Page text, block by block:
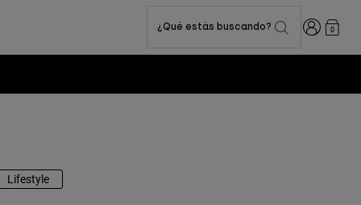
¿Qué estás buscando? Iniciar0
Lifestyle